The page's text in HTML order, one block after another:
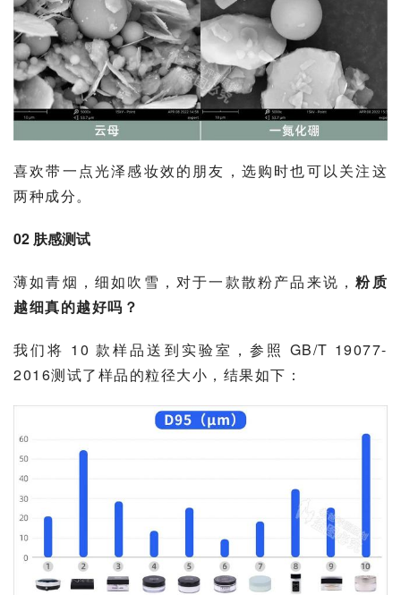
喜欢带一点光泽感妆效的朋友，选购时也可以关注这
两种成分。
02 肤感测试
薄如青烟，细如吹雪，对于一款散粉产品来说，粉质
越细真的越好吗？
我们将 10 款样品送到实验室，参照 GB/T 19077-
2016测试了样品的粒径大小，结果如下：